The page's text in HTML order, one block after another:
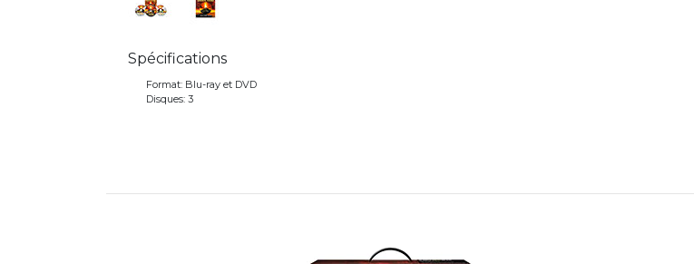
Spécifications
Format: Blu-ray et DVD
Disques: 3